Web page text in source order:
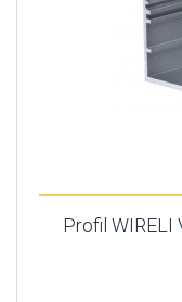
Profil WIRELI